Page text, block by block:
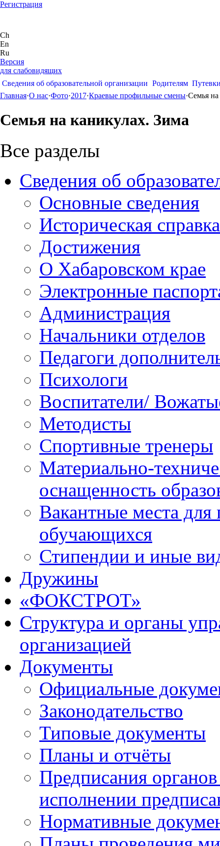
Регистрация
Ch
En
Ru
Версия
для слабовидящих
Сведения об образовательной организации Родителям
Главная·О нас·Фото·2017·Краевые профильные смены·Семья на
Семья на каникулах. Зима
Все разделы
Сведения об
Основные сведения
Историческая справка
Достижения
О Хабаровском крае
Электронные
Администрация
Начальники отделов
Педагоги
Психологи
Воспитатели/
Методисты
Спортивные тренеры
Материально-
оснащенность
Вакантные места для
обучающихся
Стипендии и иные
Дружины
«ФОКСТРОТ»
Структура и органы
организацией
Документы
Официальные
Законодательство
Типовые документы
Планы и отчёты
Предписания
исполнении
Нормативные